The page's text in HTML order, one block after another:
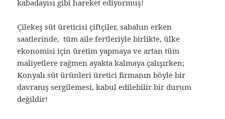
kabadayısı gibi hareket ediyormuş!
Çilekeş süt üreticisi çiftçiler, sabahın erken
saatlerinde, tüm aile fertleriyle birlikte, ülke
ekonomisi için üretim yapmaya ve artan tüm
maliyetlere rağmen ayakta kalmaya çalışırken;
Konyalı süt ürünleri üretici firmanın böyle bir
davranış sergilemesi, kabul edilebilir bir durum
değildir!